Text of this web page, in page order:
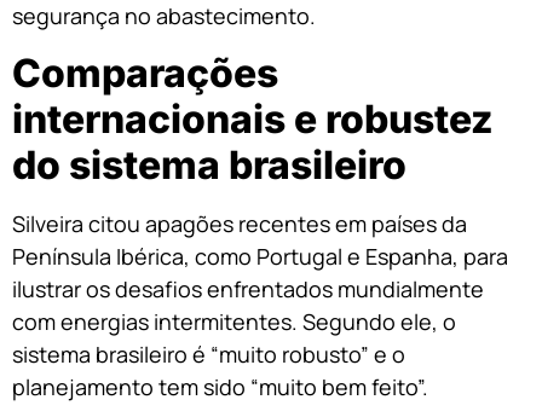
segurança no abastecimento.
Comparações
internacionais e robustez
do sistema brasileiro
Silveira citou apagões recentes em países da
Península Ibérica, como Portugal e Espanha, para
ilustrar os desafios enfrentados mundialmente
com energias intermitentes. Segundo ele, o
sistema brasileiro é “muito robusto” e o
planejamento tem sido “muito bem feito”.